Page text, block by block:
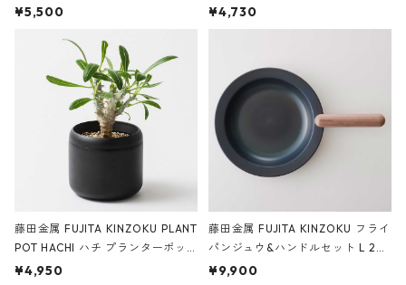
サンドカラー 石調 ideaco Station
¥5,500
石調 ideaco Umbrella Stand CUB
E ストーンサンドブラック
¥4,730
藤田金属 FUJITA KINZOKU PLANT
POT HACHI ハチ プランターポッ
ト 3号 ブラック
¥4,950
藤田金属 FUJITA KINZOKU フライ
パンジュウ&ハンドルセット L 24c
m ガス火・IH対応 鉄フライパン
¥9,900